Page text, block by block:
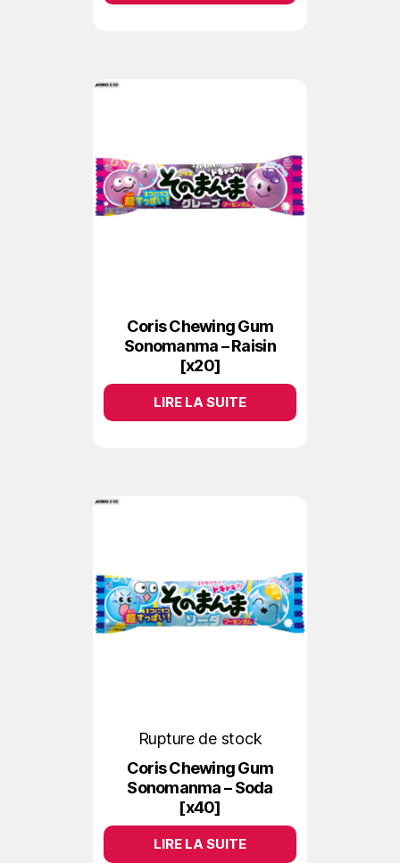
Coris Chewing Gum
Sonomanma – Raisin
[x20]
LIRE LA SUITE
Rupture de stock
Coris Chewing Gum
Sonomanma – Soda
[x40]
LIRE LA SUITE